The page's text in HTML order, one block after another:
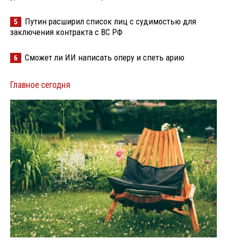
5
Путин расширил список лиц с судимостью для
заключения контракта с ВС РФ
6 Сможет ли ИИ написать оперу и спеть арию
Главное сегодня